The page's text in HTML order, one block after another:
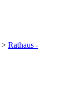
> Rathaus -